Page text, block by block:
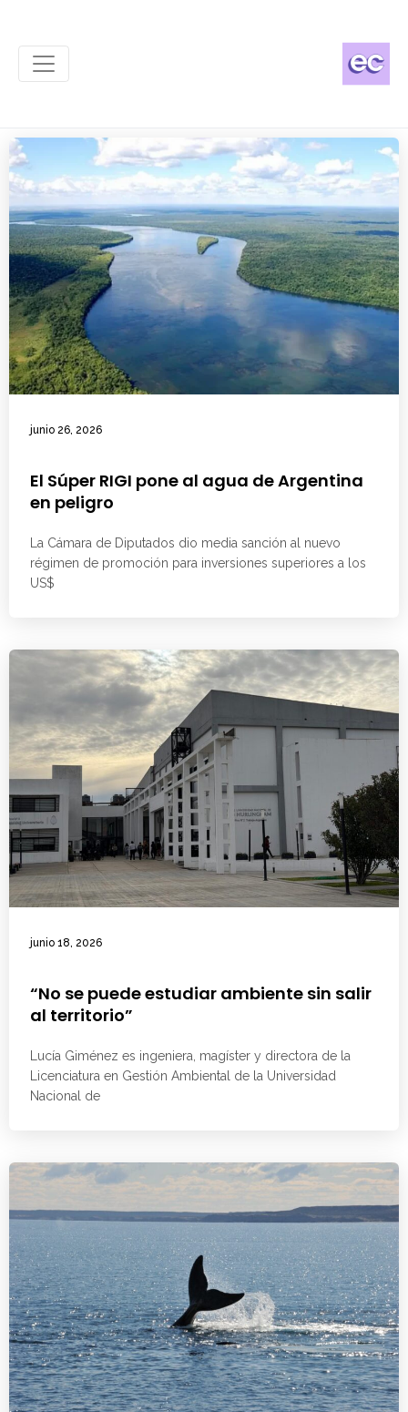
junio 26, 2026
El Súper RIGI pone al agua de Argentina
en peligro
La Cámara de Diputados dio media sanción al nuevo
régimen de promoción para inversiones superiores a los
US$
junio 18, 2026
“No se puede estudiar ambiente sin salir
al territorio”
Lucía Giménez es ingeniera, magíster y directora de la
Licenciatura en Gestión Ambiental de la Universidad
Nacional de